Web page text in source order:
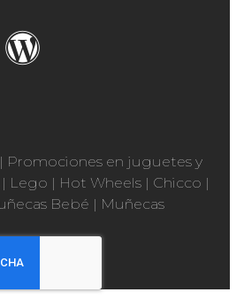
| Promociones en juguetes y
| Lego | Hot Wheels | Chicco |
Bebé | Muñecas